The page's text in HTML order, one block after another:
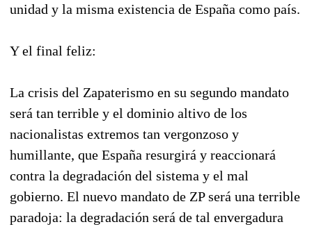
unidad y la misma existencia de España como país.
Y el final feliz:
La crisis del Zapaterismo en su segundo mandato
será tan terrible y el dominio altivo de los
nacionalistas extremos tan vergonzoso y
humillante, que España resurgirá y reaccionará
contra la degradación del sistema y el mal
gobierno. El nuevo mandato de ZP será una terrible
paradoja: la degradación será de tal envergadura